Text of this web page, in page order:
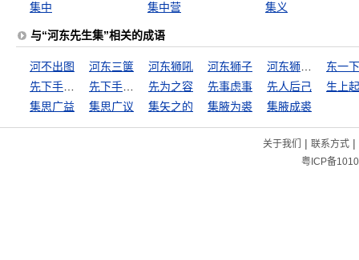
集中
集中营 集义
与“河东先生集”相关的成语
河不出图 河东三箧 河东狮吼 河东狮子
先为之容 先事虑事 先人后己
生上
集思广益
集思广议 集矢之的 集腋为裘 集腋成裘
关于我们 | 联系方式|
粤ICP备